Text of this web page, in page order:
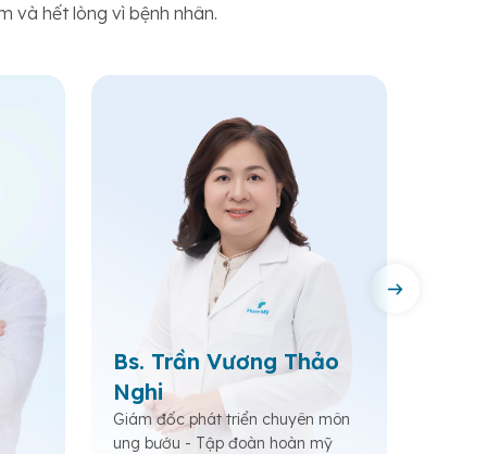
và hết lòng vì bệnh nhân.
Bs. Trần Vương Thảo
Nghi
Giám đốc phát triển chuyên môn
ung bướu - Tập đoàn hoàn mỹ